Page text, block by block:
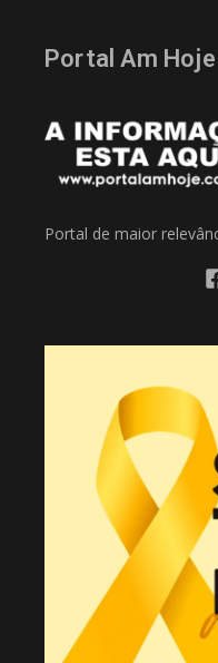
Portal Am Hoje
Portal de maior